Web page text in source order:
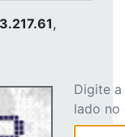
,
Digite
lado no